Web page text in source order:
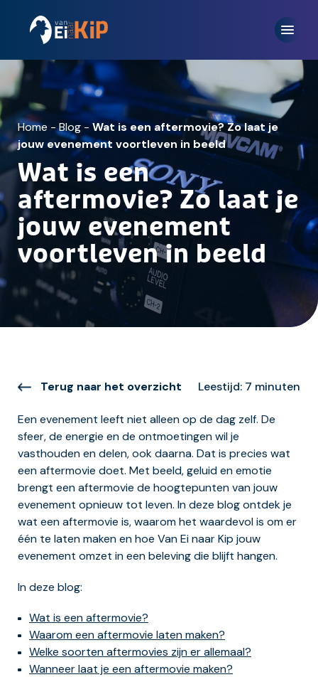
Home -Blog -Wat is een aftermovie? Zo laat je
jouw evenement voortleven in beeld
Wat is een
aftermovie? Zo laat je
jouw evenement
voortleven in beeld
Terug naar het overzicht Leestijd: 7 minuten
Een evenement leeft niet alleen op de dag zelf. De
sfeer, de energie en de ontmoetingen wil je
vasthouden en delen, ook daarna. Dat is precies wat
een aftermovie doet. Met beeld, geluid en emotie
brengt een aftermovie de hoogtepunten van jouw
evenement opnieuw tot leven. In deze blog ontdek je
wat een aftermovie is, waarom het waardevol is om er
één te laten maken en hoe Van Ei naar Kip jouw
evenement omzet in een beleving die blijft hangen.
In deze blog:
Wat is een aftermovie?
Waarom een aftermovie laten maken?
Welke soorten aftermovies zijn er allemaal?
Wanneer laat je een aftermovie maken?